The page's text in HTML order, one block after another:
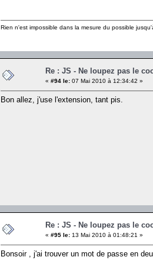
Rien n'est impossible dans la mesure du possible
Re : JS - Ne loupez pas le
« #94 le: 07 Mai 2010 à 12:34:42 »
Bon allez, j'use l'extension, tant pis.
Re : JS - Ne loupez pas le
« #95 le: 13 Mai 2010 à 01:48:21 »
Bonsoir , j'ai trouver un mot de passe en